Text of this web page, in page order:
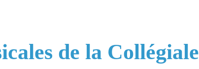
de la Collégiale